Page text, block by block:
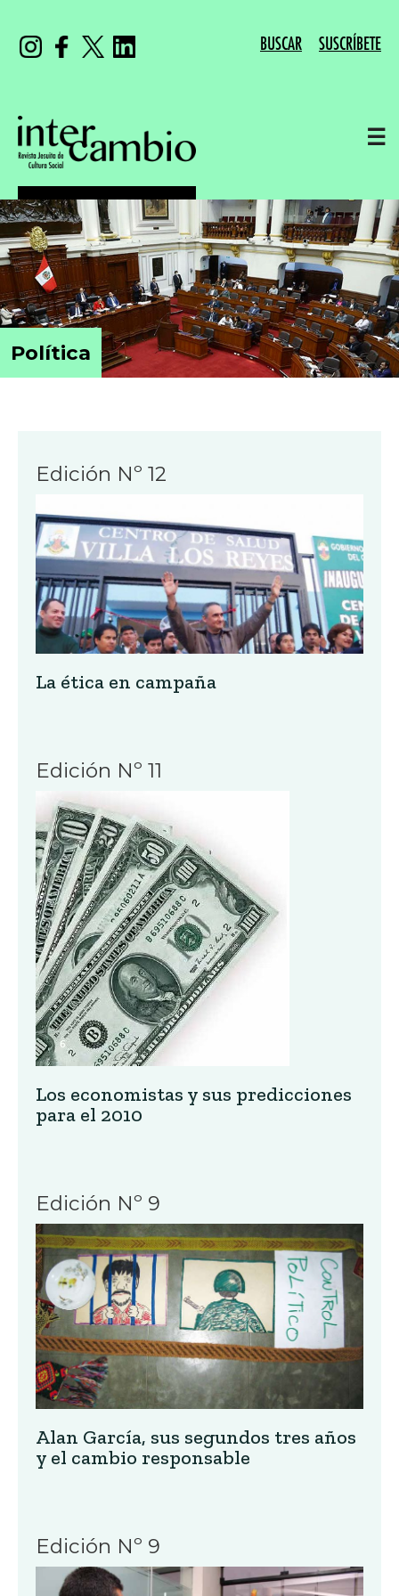
BUSCAR SUSCRÍBETE
☰
Política
Edición Nº 12
La ética en campaña
Edición Nº 11
Los economistas y sus predicciones
para el 2010
Edición Nº 9
Alan García, sus segundos tres años
y el cambio responsable
Edición Nº 9